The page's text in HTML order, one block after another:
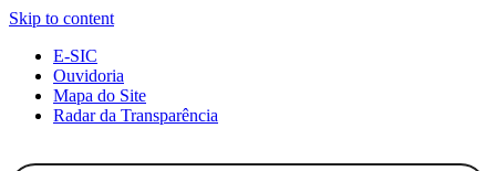
Skip to content
E-SIC
Ouvidoria
Mapa do Site
Radar da Transparência